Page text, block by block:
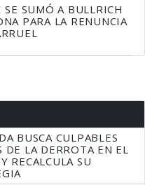
SE SUMÓ A BULLRICH
PARA LA RENUNCIA
BUSCA CULPABLES
DE LA DERROTA EN EL
RECALCULA SU